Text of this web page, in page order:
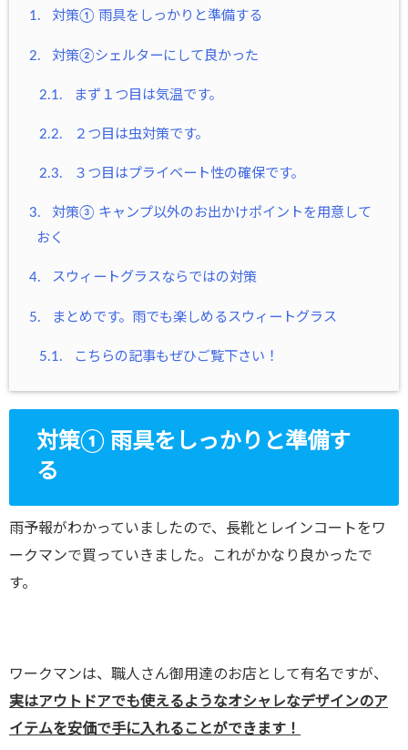
1. 対策① 雨具をしっかりと準備する
2. 対策②シェルターにして良かった
2.1. まず１つ目は気温です。
2.2. ２つ目は虫対策です。
2.3. ３つ目はプライベート性の確保です。
3.
対策③ キャンプ以外のお出かけポイントを用意して
おく
4. スウィートグラスならではの対策
5. まとめです。雨でも楽しめるスウィートグラス
5.1. こちらの記事もぜひご覧下さい！
対策① 雨具をしっかりと準備す
る
雨予報がわかっていましたので、長靴とレインコートをワ
ークマンで買っていきました。これがかなり良かったで
す。
ワークマンは、職人さん御用達のお店として有名ですが、
実はアウトドアでも使えるようなオシャレなデザインのア
イテムを安価で手に入れることができます！